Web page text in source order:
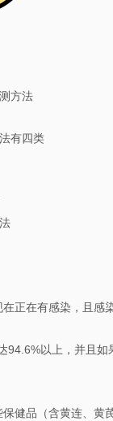
方法
有四类
正在有感染，且感
以上，并且
健品（含黄连、黄